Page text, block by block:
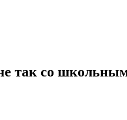
так со